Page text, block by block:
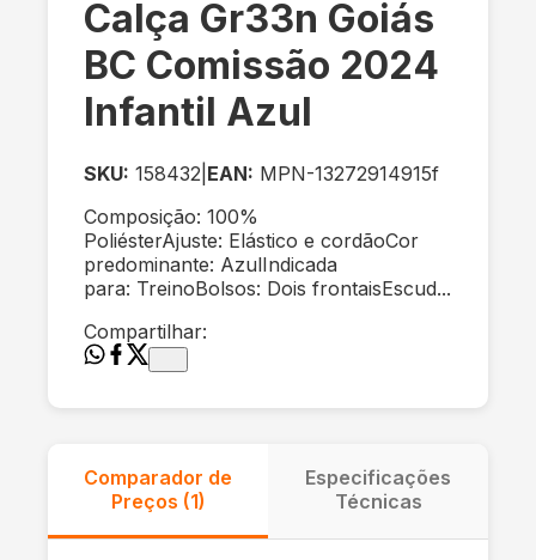
Calça Gr33n Goiás
BC Comissão 2024
Infantil Azul
SKU: 158432 EAN: MPN-13272914915f
Composição: 100%
PoliésterAjuste: Elástico e cordãoCor
predominante: AzulIndicada
para: TreinoBolsos: Dois frontaisEscud...
Compartilhar:
Comparador de
Preços (1)
Especificações
Técnicas